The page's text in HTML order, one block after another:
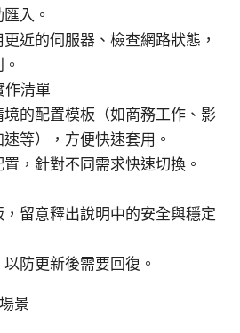
入。
近的伺服器、檢查網路狀態，
作清單
的配置模板（如商務工作、影
等），方便快速套用。
，針對不同需求快速切換。
留意釋出說明中的安全與穩定
防更新後需要回復。
景